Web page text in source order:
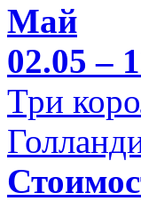
Май
02.05 –
Три